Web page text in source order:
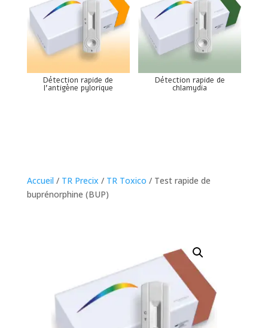
Détection rapide de
l’antigène pylorique
Détection rapide de
chlamydia
Accueil / TR Precix / TR Toxico / Test rapide de
buprénorphine (BUP)